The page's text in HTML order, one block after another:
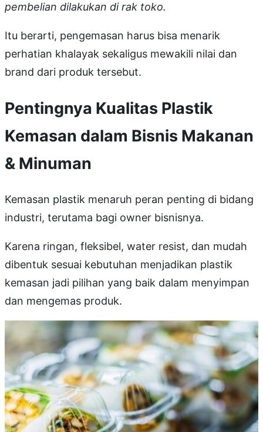
pembelian dilakukan di rak toko.
Itu berarti, pengemasan harus bisa menarik
perhatian khalayak sekaligus mewakili nilai dan
brand dari produk tersebut.
Pentingnya Kualitas Plastik
Kemasan dalam Bisnis Makanan
& Minuman
Kemasan plastik menaruh peran penting di bidang
industri, terutama bagi owner bisnisnya.
Karena ringan, fleksibel, water resist, dan mudah
dibentuk sesuai kebutuhan menjadikan plastik
kemasan jadi pilihan yang baik dalam menyimpan
dan mengemas produk.